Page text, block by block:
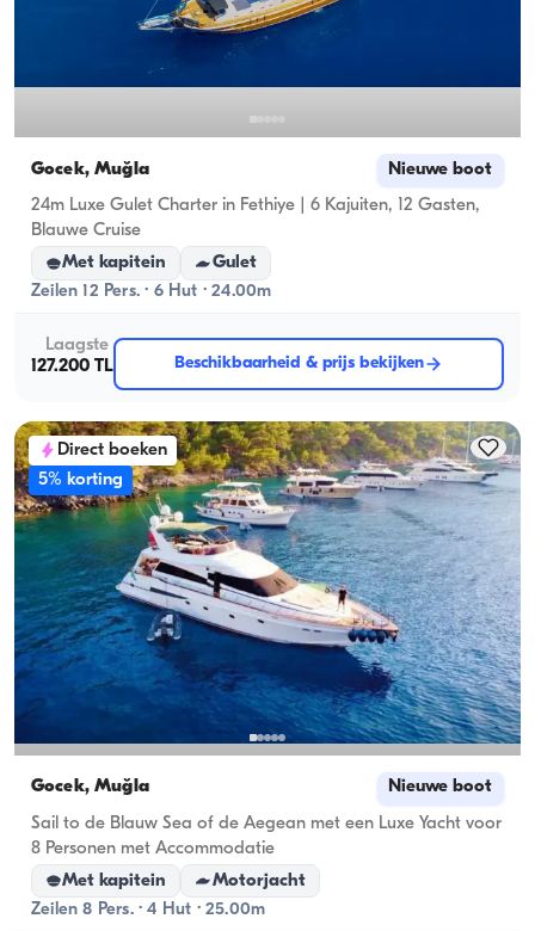
Gocek, Muğla Nieuwe boot
24m Luxe Gulet Charter in Fethiye | 6 Kajuiten, 12 Gasten,
Blauwe Cruise
Met kapitein
Gulet
Zeilen 12 Pers. · 6 Hut · 24.00m
Laagste
127.200 TL
Beschikbaarheid & prijs bekijken
Direct boeken
5% korting
Gocek, Muğla Nieuwe boot
Sail to de Blauw Sea of ​​de Aegean met een Luxe Yacht voor
8 Personen met Accommodatie
Met kapitein
Motorjacht
Zeilen 8 Pers. · 4 Hut · 25.00m